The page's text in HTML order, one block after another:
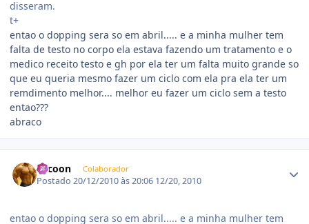
disseram.
t+
entao o dopping sera so em abril..... e a minha mulher tem
falta de testo no corpo ela estava fazendo um tratamento e o
medico receito testo e gh por ela ter um falta muito grande so
que eu queria mesmo fazer um ciclo com ela pra ela ter um
remdimento melhor.... melhor eu fazer um ciclo sem a testo
entao???
abraco
Tycoon Colaborador
Postado20/12/2010 às 20:06 12/20, 2010
entao o dopping sera so em abril..... e a minha mulher tem